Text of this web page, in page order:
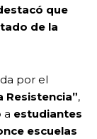
que
de la
por el
Resistencia”,
a estudiantes
escuelas